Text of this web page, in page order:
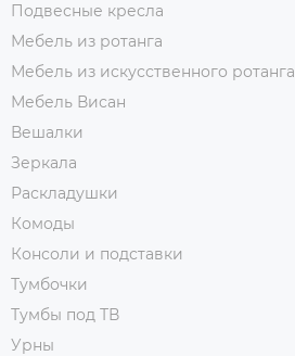
Подвесные кресла
Мебель из ротанга
Мебель из искусственного ротанга
Мебель Висан
Вешалки
Зеркала
Раскладушки
Комоды
Консоли и подставки
Тумбочки
Тумбы под ТВ
Урны